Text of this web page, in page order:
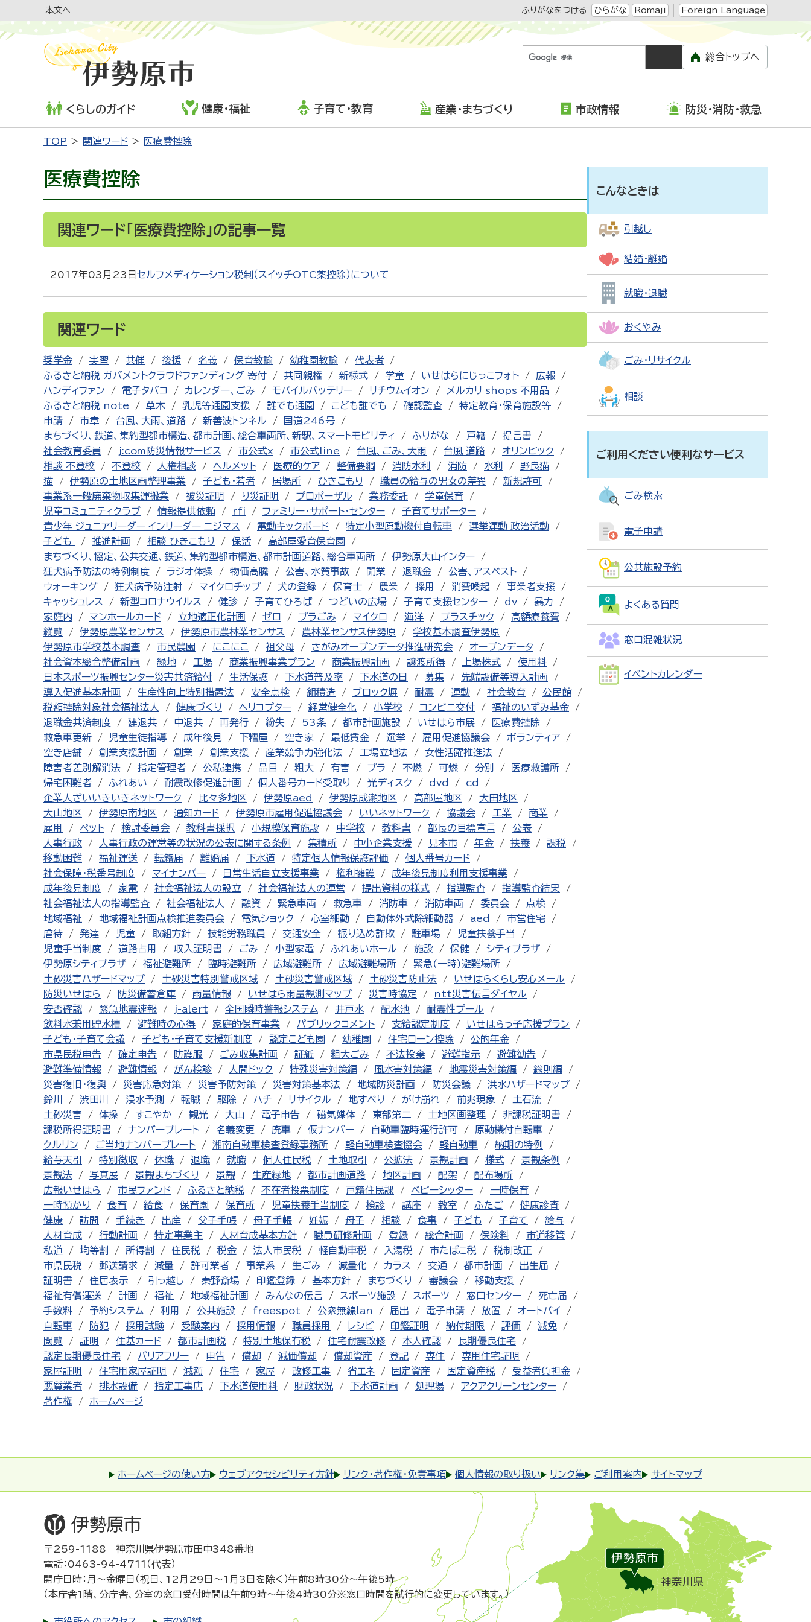
本文へ ふりがなをつける ひらがな Romaji Foreign Language
総合トップへ
くらしのガイド 健康・福祉 子育て・教育 産業・まちづくり 市政情報 防災・消防・救急
TOP 関連ワード 医療費控除
医療費控除
関連ワード「医療費控除」の記事一覧
2017年03月23日 セルフメディケーション税制（スイッチOTC薬控除）について
関連ワード
奨学金 実習 共催 後援 名義 保育教諭 幼稚園教諭
代表者
ふるさと納税 ガバメントクラウドファンディング 寄付
共同親権 新様式 学童 いせはらにじっこフォト
広報
ハンディファン
電子タバコ カレンダー、ごみ モバイルバッテリー リチウムイオン
メルカリ shops 不用品
ふるさと納税 note
草木 乳児等通園支援 誰でも通園 こども誰でも 確認監査
特定教育・保育施設等
申請
市章 台風、大雨、道路 新善波トンネル
国道246号
まちづくり、鉄道、集約型都市構造、都市計画、総合車両所、新駅、スマートモビリティ
ふりがな 戸籍
提言書
社会教育委員
j:com防災情報サービス 市公式x 市公式line 台風、ごみ、大雨 台風 道路
オリンピック
相談 不登校
不登校 人権相談 ヘルメット 医療的ケア 整備要綱 消防水利 消防 水利
野良猫
猫
伊勢原の土地区画整理事業 子ども・若者 居場所 ひきこもり 職員の給与の男女の差異
新規許可
事業系一般廃棄物収集運搬業
被災証明 り災証明 プロポーザル 業務委託
学童保育
児童コミュニティクラブ
情報提供依頼 rfi ファミリー・サポート・センター
子育てサポーター
青少年 ジュニアリーダー インリーダー ニジマス
電動キックボード 特定小型原動機付自転車
選挙運動 政治活動
子ども
推進計画 相談 ひきこもり 保活
高部屋愛育保育園
まちづくり、協定、公共交通、鉄道、集約型都市構造、都市計画道路、総合車両所
伊勢原大山インター
狂犬病予防法の特例制度
ラジオ体操 物価高騰 公害、水質事故 開業 退職金
公害、アスベスト
ウォーキング
狂犬病予防注射 マイクロチップ 犬の登録 保育士 農業 採用 消費喚起
事業者支援
キャッシュレス
新型コロナウイルス 健診 子育てひろば つどいの広場 子育て支援センター dv
暴力
家庭内
マンホールカード 立地適正化計画 ゼロ プラごみ マイクロ 海洋 プラスチック
高額療養費
縦覧
伊勢原農業センサス 伊勢原市農林業センサス 農林業センサス伊勢原
学校基本調査伊勢原
伊勢原市学校基本調査
市民農園 にこにこ 祖父母 さがみオープンデータ推進研究会
オープンデータ
社会資本総合整備計画
緑地 工場 商業振興事業プラン 商業振興計画 譲渡所得 上場株式
使用料
日本スポーツ振興センター災害共済給付
生活保護 下水道普及率 下水道の日 募集
先端設備等導入計画
導入促進基本計画
生産性向上特別措置法 安全点検 組積造 ブロック塀 耐震 運動 社会教育
公民館
税額控除対象社会福祉法人
健康づくり ヘリコプター 経営健全化 小学校 コンビニ交付
福祉のいずみ基金
退職金共済制度
建退共 中退共 再発行 紛失 53条 都市計画施設 いせはら市展
医療費控除
救急車更新
児童生徒指導 成年後見 下糟屋 空き家 最低賃金 選挙 雇用促進協議会
ボランティア
空き店舗
創業支援計画 創業 創業支援 産業競争力強化法 工場立地法
女性活躍推進法
障害者差別解消法
指定管理者 公私連携 品目 粗大 有害 プラ 不燃 可燃 分別
医療救護所
帰宅困難者
ふれあい 耐震改修促進計画 個人番号カード受取り 光ディスク dvd
cd
企業人ざいいきいきネットワーク
比々多地区 伊勢原aed 伊勢原成瀬地区 高部屋地区
大田地区
大山地区
伊勢原南地区 通知カード 伊勢原市雇用促進協議会 いいネットワーク 協議会 工業
商業
雇用
ペット 検討委員会 教科書採択 小規模保育施設 中学校 教科書 部長の目標宣言
公表
人事行政
人事行政の運営等の状況の公表に関する条例 集積所 中小企業支援 見本市 年金 扶養
課税
移動困難
福祉運送 転籍届 離婚届 下水道 特定個人情報保護評価
個人番号カード
社会保障・税番号制度
マイナンバー 日常生活自立支援事業 権利擁護
成年後見制度利用支援事業
成年後見制度
家電 社会福祉法人の設立 社会福祉法人の運営 提出資料の様式 指導監査
指導監査結果
社会福祉法人の指導監査
社会福祉法人 融資 緊急車両 救急車 消防車 消防車両 委員会
点検
地域福祉
地域福祉計画点検推進委員会 電気ショック 心室細動 自動体外式除細動器 aed
市営住宅
虐待
発達 児童 取組方針 技能労務職員 交通安全 振り込め詐欺 駐車場
児童扶養手当
児童手当制度
道路占用 収入証明書 ごみ 小型家電 ふれあいホール 施設 保健
シティプラザ
伊勢原シティプラザ
福祉避難所 臨時避難所 広域避難所 広域避難場所
緊急(一時)避難場所
土砂災害ハザードマップ
土砂災害特別警戒区域 土砂災害警戒区域 土砂災害防止法
いせはらくらし安心メール
防災いせはら
防災備蓄倉庫 雨量情報 いせはら雨量観測マップ 災害時協定
ntt災害伝言ダイヤル
安否確認
緊急地震速報 j-alert 全国瞬時警報システム 井戸水 配水池
耐震性プール
飲料水兼用貯水槽
避難時の心得 家庭的保育事業 パブリックコメント 支給認定制度
いせはらっ子応援プラン
子ども・子育て会議
子ども・子育て支援新制度 認定こども園 幼稚園 住宅ローン控除
公的年金
市県民税申告
確定申告 防護服 ごみ収集計画 証紙 粗大ごみ 不法投棄 避難指示
避難勧告
避難準備情報
避難情報 がん検診 人間ドック 特殊災害対策編 風水害対策編 地震災害対策編
総則編
災害復旧・復興
災害応急対策 災害予防対策 災害対策基本法 地域防災計画 防災会議
洪水ハザードマップ
鈴川
渋田川 浸水予測 転職 駆除 ハチ リサイクル 地すべり がけ崩れ 前兆現象
土石流
土砂災害
体操 すこやか 観光 大山 電子申告 磁気媒体 東部第二 土地区画整理
非課税証明書
課税所得証明書
ナンバープレート 名義変更 廃車 仮ナンバー 自動車臨時運行許可
原動機付自転車
クルリン
ご当地ナンバープレート 湘南自動車検査登録事務所 軽自動車検査協会 軽自動車
納期の特例
給与天引
特別徴収 休職 退職 就職 個人住民税 土地取引 公拡法 景観計画 様式
景観条例
景観法
写真展 景観まちづくり 景観 生産緑地 都市計画道路 地区計画 配架
配布場所
広報いせはら
市民ファンド ふるさと納税 不在者投票制度 戸籍住民課 ベビーシッター
一時保育
一時預かり
食育 給食 保育園 保育所 児童扶養手当制度 検診 講座 教室 ふたご
健康診査
健康
訪問 手続き 出産 父子手帳 母子手帳 妊娠 母子 相談 食事 子ども 子育て
給与
人材育成
行動計画 特定事業主 人材育成基本方針 職員研修計画 登録 総合計画 保険料
市道移管
私道
均等割 所得割 住民税 税金 法人市民税 軽自動車税 入湯税 市たばこ税
税制改正
市県民税
郵送請求 減量 許可業者 事業系 生ごみ 減量化 カラス 交通 都市計画
出生届
証明書
住居表示 引っ越し 秦野斎場 印鑑登録 基本方針 まちづくり 審議会
移動支援
福祉有償運送
計画 福祉 地域福祉計画 みんなの伝言 スポーツ施設 スポーツ 窓口センター
死亡届
手数料
予約システム 利用 公共施設 freespot 公衆無線lan 届出 電子申請 放置
オートバイ
自転車
防犯 採用試験 受験案内 採用情報 職員採用 レシピ 印鑑証明 納付期限 評価
減免
閲覧
証明 住基カード 都市計画税 特別土地保有税 住宅耐震改修 本人確認
長期優良住宅
認定長期優良住宅
バリアフリー 申告 償却 減価償却 償却資産 登記 専住
専用住宅証明
家屋証明
住宅用家屋証明 減額 住宅 家屋 改修工事 省エネ 固定資産 固定資産税
受益者負担金
悪質業者
排水設備 指定工事店 下水道使用料 財政状況 下水道計画 処理場
アクアクリーンセンター
著作権
ホームページ
こんなときは
引越し
結婚・離婚
就職・退職
おくやみ
ごみ・リサイクル
相談
ご利用ください便利なサービス
ごみ検索
電子申請
公共施設予約
よくある質問
窓口混雑状況
イベントカレンダー
ホームページの使い方 ウェブアクセシビリティ方針 リンク・著作権・免責事項 個人情報の取り扱い リンク集 ご利用案内 サイトマップ
〒259-1188 神奈川県伊勢原市田中348番地
電話：0463-94-4711（代表）
開庁日時：月～金曜日（祝日、12月29日～1月3日を除く）午前8時30分～午後5時
（本庁舎1階、分庁舎、分室の窓口受付時間は午前9時～午後4時30分※窓口時間を試行的に変更しています。）